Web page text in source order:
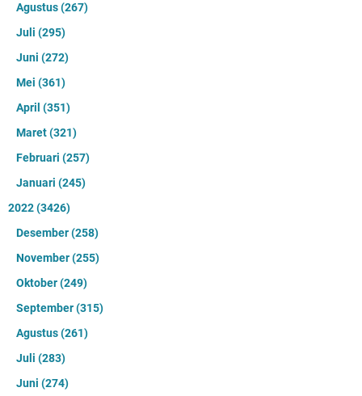
Agustus(267)
Juli (295)
Juni (272)
Mei (361)
April (351)
Maret(321)
Februari (257)
Januari (245)
2022(3426)
Desember(258)
November(255)
Oktober(249)
September(315)
Agustus(261)
Juli (283)
Juni (274)